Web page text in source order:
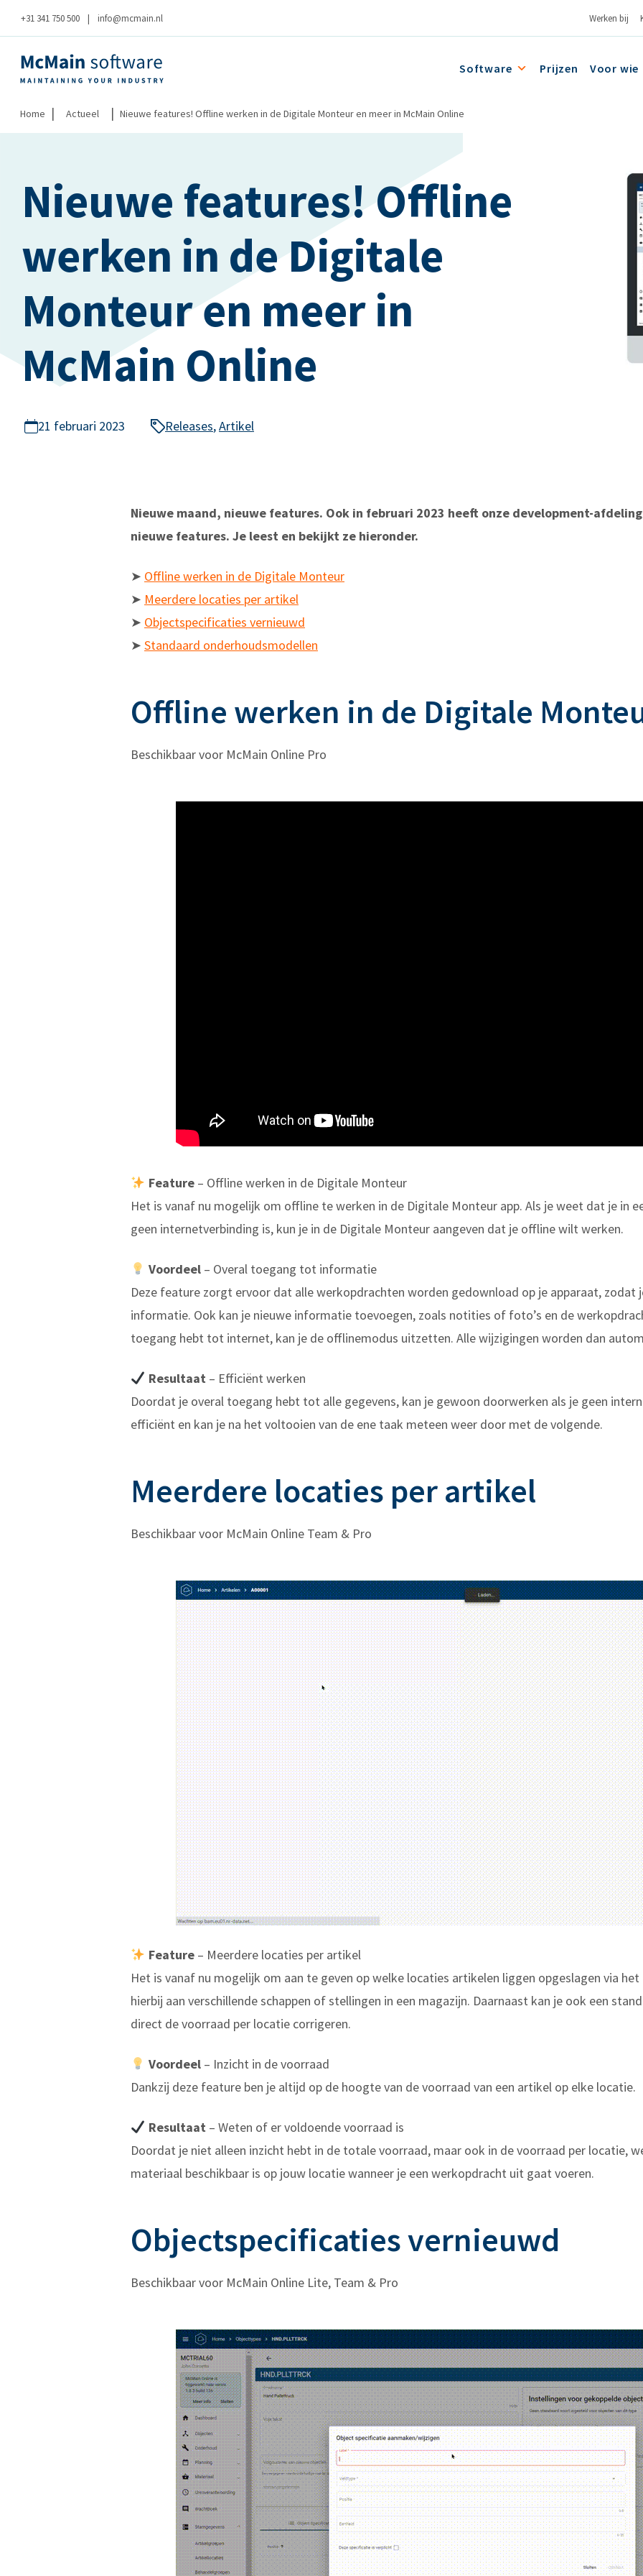
+31 341 750 500 | info@mcmain.nl Werken bij
Software Prijzen Voor wie
Home | Actueel | Nieuwe features! Offline werken in de Digitale Monteur en meer in McMain Online
Nieuwe features! Offline
werken in de Digitale
Monteur en meer in
McMain Online
21 februari 2023 Releases,Artikel
Nieuwe maand, nieuwe features. Ook in februari 2023 heeft onze development-
nieuwe features. Je leest en bekijkt ze hieronder.
➤ Offline werken in de Digitale Monteur
➤ Meerdere locaties per artikel
➤ Objectspecificaties vernieuwd
➤ Standaard onderhoudsmodellen
Offline werken in de Digitale
Beschikbaar voor McMain Online Pro
Feature– Offline werken in de Digitale Monteur
Het is vanaf nu mogelijk om offline te werken in de Digitale Monteur app. Als je weet dat je in
geen internetverbinding is, kun je in de Digitale Monteur aangeven dat je offline wilt werken.
Voordeel– Overal toegang tot informatie
Deze feature zorgt ervoor dat alle werkopdrachten worden gedownload op je apparaat,
informatie. Ook kan je nieuwe informatie toevoegen, zoals notities of foto’s en de
toegang hebt tot internet, kan je de offlinemodus uitzetten. Alle wijzigingen worden dan
Resultaat– Efficiënt werken
Doordat je overal toegang hebt tot alle gegevens, kan je gewoon doorwerken als je geen
efficiënt en kan je na het voltooien van de ene taak meteen weer door met de volgende.
Meerdere locaties per artikel
Beschikbaar voor McMain Online Team & Pro
Feature– Meerdere locaties per artikel
Het is vanaf nu mogelijk om aan te geven op welke locaties artikelen liggen opgeslagen via het
hierbij aan verschillende schappen of stellingen in een magazijn. Daarnaast kan je ook een
direct de voorraad per locatie corrigeren.
Voordeel– Inzicht in de voorraad
Dankzij deze feature ben je altijd op de hoogte van de voorraad van een artikel op elke locatie.
Resultaat– Weten of er voldoende voorraad is
Doordat je niet alleen inzicht hebt in de totale voorraad, maar ook in de voorraad per locatie,
materiaal beschikbaar is op jouw locatie wanneer je een werkopdracht uit gaat voeren.
Objectspecificaties vernieuwd
Beschikbaar voor McMain Online Lite, Team & Pro